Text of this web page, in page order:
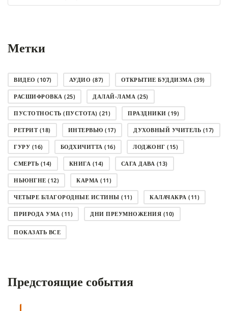
рубрику
Метки
ВИДЕО (107) АУДИО (87) ОТКРЫТИЕ БУДДИЗМА (39)
РАСШИФРОВКА (25) ДАЛАЙ-ЛАМА (25)
ПУСТОТНОСТЬ (ПУСТОТА) (21) ПРАЗДНИКИ (19)
РЕТРИТ(18) ИНТЕРВЬЮ (17) ДУХОВНЫЙ УЧИТЕЛЬ (17)
ГУРУ (16) БОДХИЧИТТА (16) ЛОДЖОНГ (15)
СМЕРТЬ (14) КНИГА (14) САГА ДАВА (13)
НЬЮНГНЕ (12) КАРМА (11)
ЧЕТЫРЕ БЛАГОРОДНЫЕ ИСТИНЫ (11) КАЛАЧАКРА (11)
ПРИРОДА УМА (11) ДНИ ПРЕУМНОЖЕНИЯ (10)
СОВЕТ(10)
АНАЛИТИЧЕСКАЯ МЕДИТАЦИЯ(7)
ПОКАЗАТЬ ВСЕ
Предстоящие события